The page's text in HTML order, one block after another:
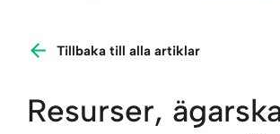
Tillbaka till alla artiklar
Resurser,